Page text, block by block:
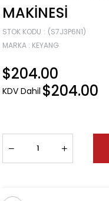
MAKINESI
STOK KODU
(S7J3P6N1)
MARKA : KEYANG
$204.00
KDV Dahil $204.00